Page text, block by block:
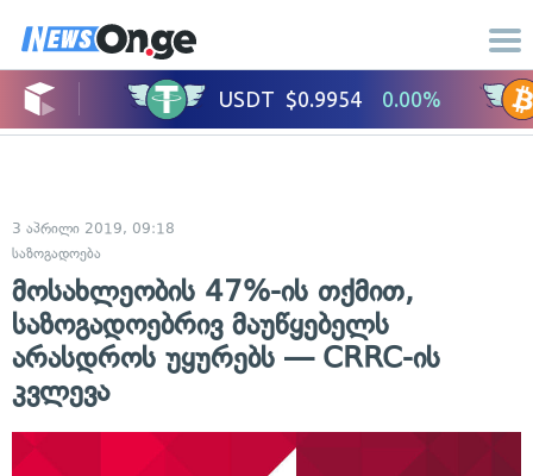
3 აპრილი 2019, 09:18
საზოგადოება
მოსახლეობის 47%-ის თქმით,
საზოგადოებრივ მაუწყებელს
არასდროს უყურებს — CRRC-ის
კვლევა